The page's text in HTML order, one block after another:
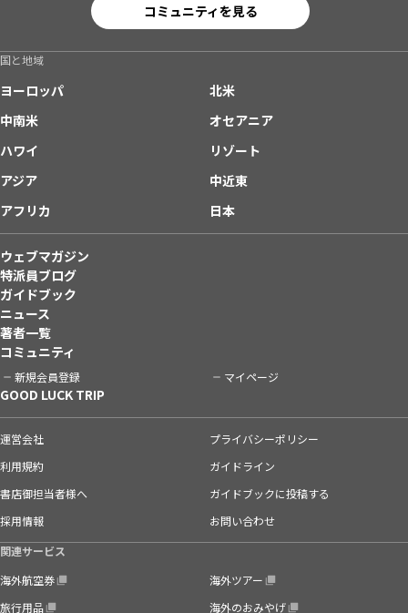
コミュニティを見る
国と地域
ヨーロッパ
北米
中南米
オセアニア
ハワイ
リゾート
アジア
中近東
アフリカ
日本
ウェブマガジン
特派員ブログ
ガイドブック
ニュース
著者一覧
コミュニティ
新規会員登録 マイページ
GOOD LUCK TRIP
運営会社
プライバシーポリシー
利用規約
ガイドライン
書店御担当者様へ
ガイドブックに投稿する
採用情報
お問い合わせ
関連サービス
海外航空券
海外ツアー
旅行用品
海外のおみやげ